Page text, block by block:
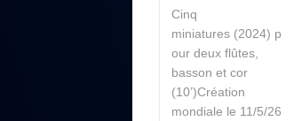
Cinq
miniatures (2024) p
our deux flûtes,
basson et cor
(10’)Création
mondiale le 11/5/26